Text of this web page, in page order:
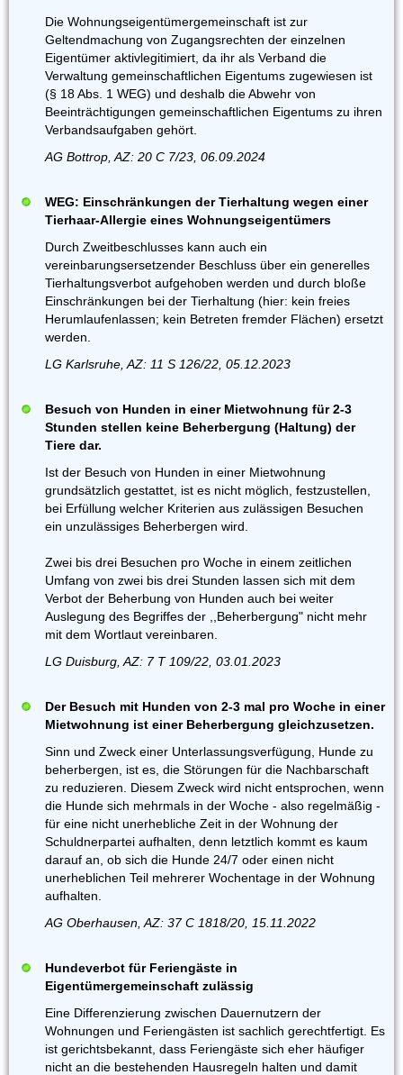
Die Wohnungseigentümergemeinschaft ist zur
Geltendmachung von Zugangsrechten der einzelnen
Eigentümer aktivlegitimiert, da ihr als Verband die
Verwaltung gemeinschaftlichen Eigentums zugewiesen ist
(§ 18 Abs. 1 WEG) und deshalb die Abwehr von
Beeinträchtigungen gemeinschaftlichen Eigentums zu ihren
Verbandsaufgaben gehört.
AG Bottrop, AZ: 20 C 7/23, 06.09.2024
WEG: Einschränkungen der Tierhaltung wegen einer
Tierhaar-Allergie eines Wohnungseigentümers
Durch Zweitbeschlusses kann auch ein
vereinbarungsersetzender Beschluss über ein generelles
Tierhaltungsverbot aufgehoben werden und durch bloße
Einschränkungen bei der Tierhaltung (hier: kein freies
Herumlaufenlassen; kein Betreten fremder Flächen) ersetzt
werden.
LG Karlsruhe, AZ: 11 S 126/22, 05.12.2023
Besuch von Hunden in einer Mietwohnung für 2-3
Stunden stellen keine Beherbergung (Haltung) der
Tiere dar.
Ist der Besuch von Hunden in einer Mietwohnung
grundsätzlich gestattet, ist es nicht möglich, festzustellen,
bei Erfüllung welcher Kriterien aus zulässigen Besuchen
ein unzulässiges Beherbergen wird.
Zwei bis drei Besuchen pro Woche in einem zeitlichen
Umfang von zwei bis drei Stunden lassen sich mit dem
Verbot der Beherbung von Hunden auch bei weiter
Auslegung des Begriffes der ,,Beherbergung" nicht mehr
mit dem Wortlaut vereinbaren.
LG Duisburg, AZ: 7 T 109/22, 03.01.2023
Der Besuch mit Hunden von 2-3 mal pro Woche in einer
Mietwohnung ist einer Beherbergung gleichzusetzen.
Sinn und Zweck einer Unterlassungsverfügung, Hunde zu
beherbergen, ist es, die Störungen für die Nachbarschaft
zu reduzieren. Diesem Zweck wird nicht entsprochen, wenn
die Hunde sich mehrmals in der Woche - also regelmäßig -
für eine nicht unerhebliche Zeit in der Wohnung der
Schuldnerpartei aufhalten, denn letztlich kommt es kaum
darauf an, ob sich die Hunde 24/7 oder einen nicht
unerheblichen Teil mehrerer Wochentage in der Wohnung
aufhalten.
AG Oberhausen, AZ: 37 C 1818/20, 15.11.2022
Hundeverbot für Feriengäste in
Eigentümergemeinschaft zulässig
Eine Differenzierung zwischen Dauernutzern der
Wohnungen und Feriengästen ist sachlich gerechtfertigt. Es
ist gerichtsbekannt, dass Feriengäste sich eher häufiger
nicht an die bestehenden Hausregeln halten und damit